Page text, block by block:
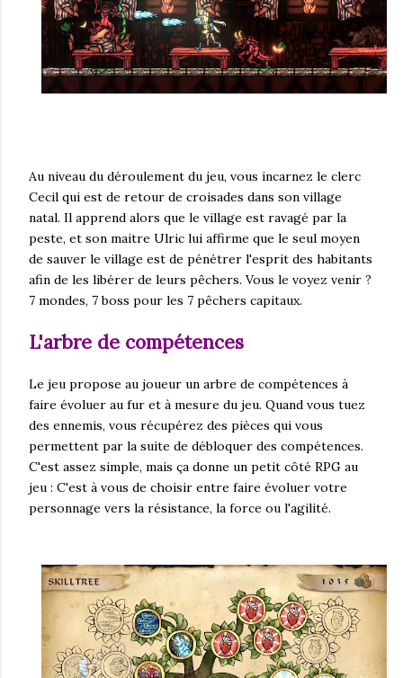
Au niveau du déroulement du jeu, vous incarnez le clerc
Cecil qui est de retour de croisades dans son village
natal. Il apprend alors que le village est ravagé par la
peste, et son maitre Ulric lui affirme que le seul moyen
de sauver le village est de pénétrer l'esprit des habitants
afin de les libérer de leurs pêchers. Vous le voyez venir ?
7 mondes, 7 boss pour les 7 pêchers capitaux.
L'arbre de compétences
Le jeu propose au joueur un arbre de compétences à
faire évoluer au fur et à mesure du jeu. Quand vous tuez
des ennemis, vous récupérez des pièces qui vous
permettent par la suite de débloquer des compétences.
C'est assez simple, mais ça donne un petit côté RPG au
jeu : C'est à vous de choisir entre faire évoluer votre
personnage vers la résistance, la force ou l'agilité.